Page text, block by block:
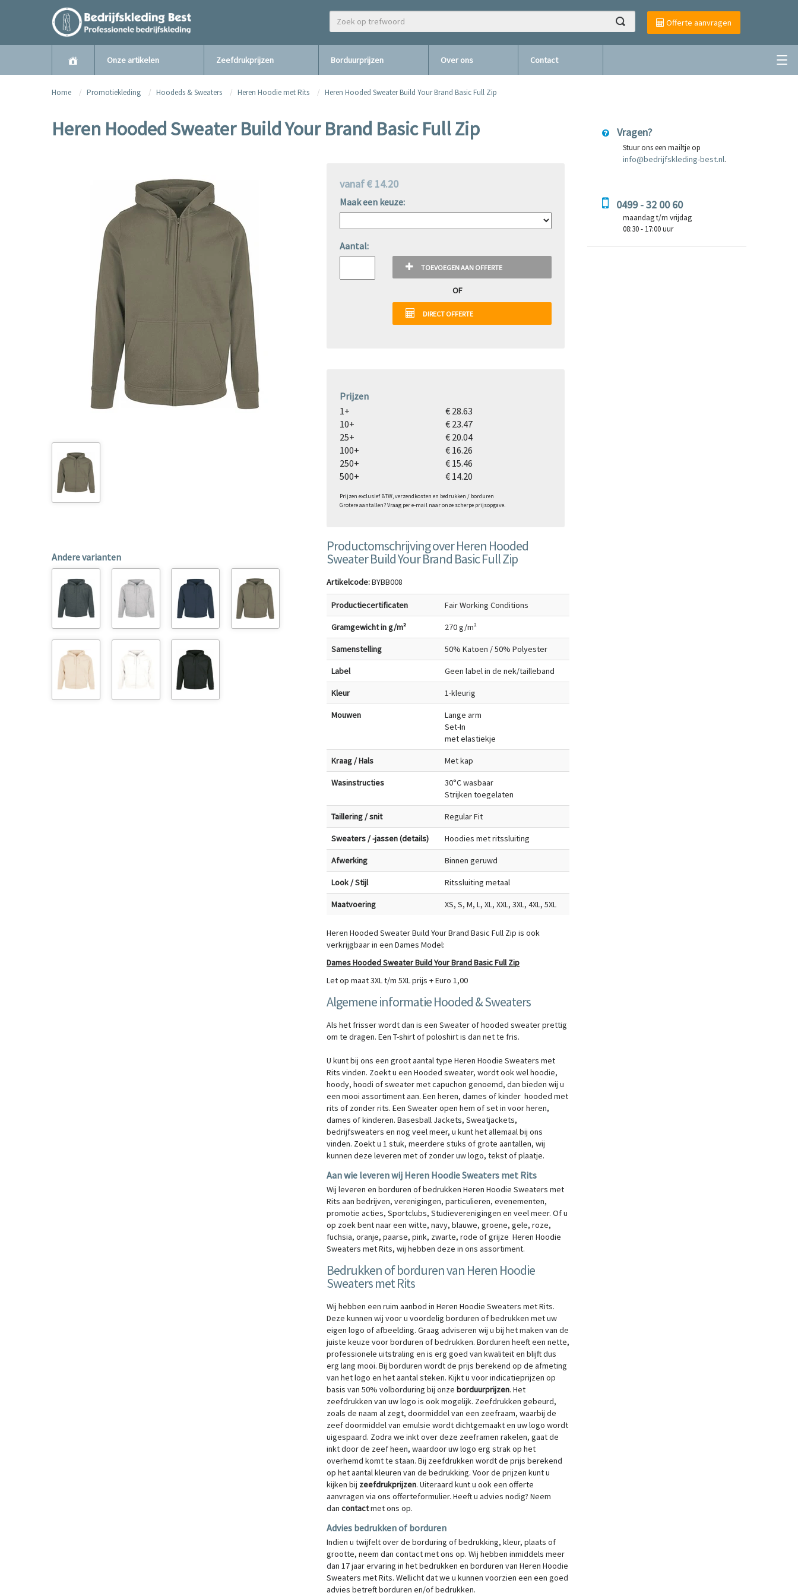
Offerte aanvragen
Onze artikelen Zeefdrukprijzen Borduurprijzen Over ons Contact
Home Promotiekleding Hoodeds & Sweaters Heren Hoodie met Rits Heren Hooded Sweater Build Your Brand Basic Full Zip
Heren Hooded Sweater Build Your Brand Basic Full Zip
Andere varianten
vanaf € 14.20
Maak een keuze:
Aantal:
TOEVOEGEN AAN OFFERTE
OF
DIRECT OFFERTE
Prijzen
1+
€ 28.63
10+
€ 23.47
25+
€ 20.04
100+
€ 16.26
250+
€ 15.46
500+
€ 14.20
Prijzen exclusief BTW, verzendkosten en bedrukken / borduren
Grotere aantallen? Vraag per e-mail naar onze scherpe prijsopgave.
Productomschrijving over Heren Hooded
Sweater Build Your Brand Basic Full Zip
Artikelcode:BYBB008
Productiecertificaten Fair Working Conditions
Gramgewicht in g/m² 270 g/m²
Samenstelling 50% Katoen / 50% Polyester
Label Geen label in de nek/tailleband
Kleur 1-kleurig
Mouwen
Lange arm
Set-In
met elastiekje
Kraag / Hals Met kap
Wasinstructies
30°C wasbaar
Strijken toegelaten
Taillering / snit Regular Fit
Sweaters / -jassen (details) Hoodies met ritssluiting
Afwerking Binnen geruwd
Look / Stijl Ritssluiting metaal
Maatvoering XS, S, M, L, XL, XXL, 3XL, 4XL, 5XL
Heren Hooded Sweater Build Your Brand Basic Full Zip is ook
verkrijgbaar in een Dames Model:
Dames Hooded Sweater Build Your Brand Basic Full Zip
Let op maat 3XL t/m 5XL prijs + Euro 1,00
Algemene informatie Hooded & Sweaters
Als het frisser wordt dan is een Sweater of hooded sweater prettig
om te dragen. Een T-shirt of poloshirt is dan net te fris.
U kunt bij ons een groot aantal type Heren Hoodie Sweaters met
Rits vinden. Zoekt u een Hooded sweater, wordt ook wel hoodie,
hoody, hoodi of sweater met capuchon genoemd, dan bieden wij u
een mooi assortiment aan. Een heren, dames of kinder hooded met
rits of zonder rits. Een Sweater open hem of set in voor heren,
dames of kinderen. Basesball Jackets, Sweatjackets,
bedrijfsweaters en nog veel meer, u kunt het allemaal bij ons
vinden. Zoekt u 1 stuk, meerdere stuks of grote aantallen, wij
kunnen deze leveren met of zonder uw logo, tekst of plaatje.
Aan wie leveren wij Heren Hoodie Sweaters met Rits
Wij leveren en borduren of bedrukken Heren Hoodie Sweaters met
Rits aan bedrijven, verenigingen, particulieren, evenementen,
promotie acties, Sportclubs, Studieverenigingen en veel meer. Of u
op zoek bent naar een witte, navy, blauwe, groene, gele, roze,
fuchsia, oranje, paarse, pink, zwarte, rode of grijze Heren Hoodie
Sweaters met Rits, wij hebben deze in ons assortiment.
Bedrukken of borduren van Heren Hoodie
Sweaters met Rits
Wij hebben een ruim aanbod in Heren Hoodie Sweaters met Rits.
Deze kunnen wij voor u voordelig borduren of bedrukken met uw
eigen logo of afbeelding. Graag adviseren wij u bij het maken van de
juiste keuze voor borduren of bedrukken. Borduren heeft een nette,
professionele uitstraling en is erg goed van kwaliteit en blijft dus
erg lang mooi. Bij borduren wordt de prijs berekend op de afmeting
van het logo en het aantal steken. Kijkt u voor indicatieprijzen op
basis van 50% volborduring bij onzeborduurprijzen. Het
zeefdrukken van uw logo is ook mogelijk. Zeefdrukken gebeurd,
zoals de naam al zegt, doormiddel van een zeefraam, waarbij de
zeef doormiddel van emulsie wordt dichtgemaakt en uw logo wordt
uigespaard. Zodra we inkt over deze zeeframen rakelen, gaat de
inkt door de zeef heen, waardoor uw logo erg strak op het
overhemd komt te staan. Bij zeefdrukken wordt de prijs berekend
op het aantal kleuren van de bedrukking. Voor de prijzen kunt u
kijken bij zeefdrukprijzen. Uiteraard kunt u ook een offerte
aanvragen via ons offerteformulier. Heeft u advies nodig? Neem
dancontactmet ons op.
Advies bedrukken of borduren
Indien u twijfelt over de borduring of bedrukking, kleur, plaats of
grootte, neem dan contact met ons op. Wij hebben inmiddels meer
dan 17 jaar ervaring in het bedrukken en borduren van Heren Hoodie
Sweaters met Rits. Wellicht dat we u kunnen voorzien een een goed
advies betreft borduren en/of bedrukken.
Vragen?
Stuur ons een mailtje op
info@bedrijfskleding-best.nl.
0499 - 32 00 60
maandag t/m vrijdag
08:30 - 17:00 uur